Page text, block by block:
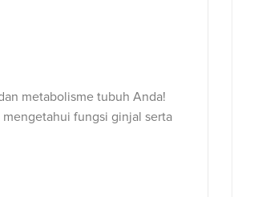
metabolisme tubuh Anda!
fungsi ginjal serta